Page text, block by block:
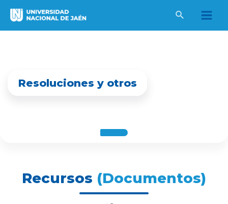
Main
Resoluciones y otros
Recursos (Documentos)